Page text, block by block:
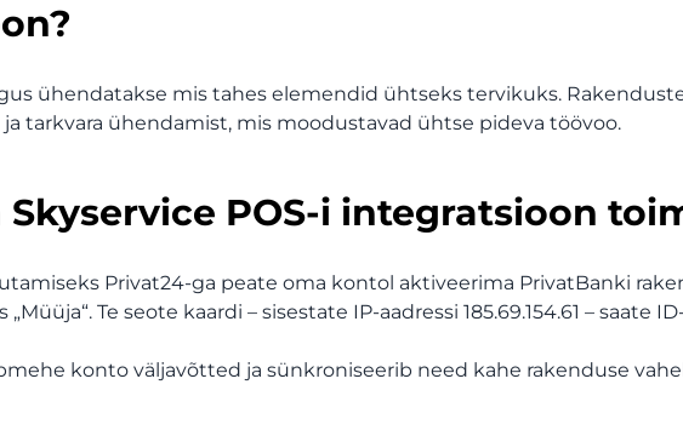
ühendatakse mis tahes elemendid ühtseks tervikuks.
tarkvara ühendamist, mis moodustavad ühtse pideva töövoo.
POS-i integratsioon
Privat24-ga peate oma kontol aktiveerima PrivatBanki
Te seote kaardi – sisestate IP-aadressi 185.69.154.61 – saate
konto väljavõtted ja sünkroniseerib need kahe rakenduse